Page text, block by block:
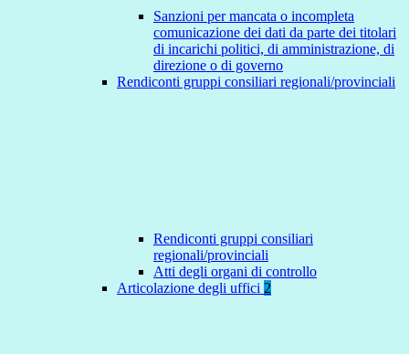
Sanzioni per mancata o incompleta
comunicazione dei dati da parte dei titolari
di incarichi politici, di amministrazione, di
direzione o di governo
Rendiconti gruppi consiliari regionali/provinciali
Rendiconti gruppi consiliari
regionali/provinciali
Atti degli organi di controllo
Articolazione degli uffici 2